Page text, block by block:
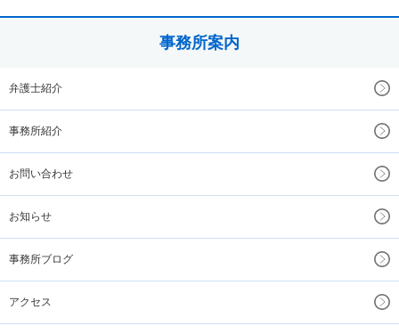
事務所案内
弁護士紹介
事務所紹介
お問い合わせ
お知らせ
事務所ブログ
アクセス